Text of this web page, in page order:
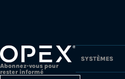
Abonnez-vous pour
rester informé
SYSTÈMES